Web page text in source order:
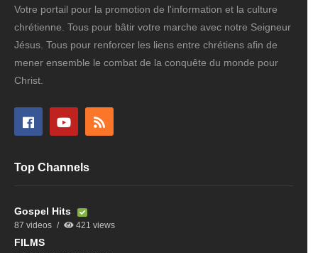
Votre portail pour la promotion de l'information et la culture
chrétienne. Tous pour bâtir votre marche avec notre Seigneur
Jésus. Tous pour renforcer les liens entre chrétiens afin de
mener ensemble le combat de la conquête du monde pour
Christ.
Top Channels
Gospel Hits
87 videos 421 views
FILMS